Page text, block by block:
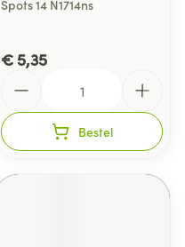
Spots 14 N1714ns
€ 5,35
Bestel